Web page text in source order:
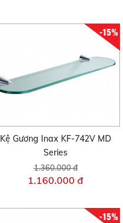
-15%
Kệ Gương Inax KF-742V MD
Series
1.360.000 đ
1.160.000 đ
-15%